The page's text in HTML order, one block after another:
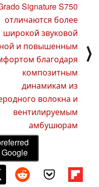
Signature S750
отличаются более
широкой звуковой
и повышенным
благодаря
композитным
динамикам из
волокна и
вентилируемым
амбушюрам
⟩